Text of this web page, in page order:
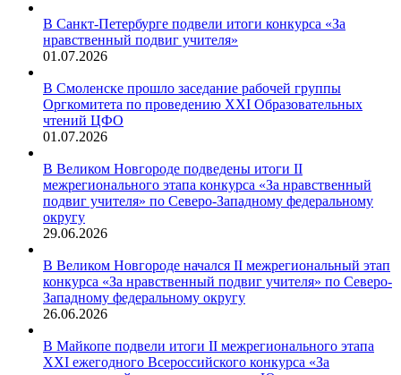
В Санкт-Петербурге подвели итоги конкурса «За
нравственный подвиг учителя»
01.07.2026
В Смоленске прошло заседание рабочей группы
Оргкомитета по проведению XXI Образовательных
чтений ЦФО
01.07.2026
В Великом Новгороде подведены итоги II
межрегионального этапа конкурса «За нравственный
подвиг учителя» по Северо-Западному федеральному
округу
29.06.2026
В Великом Новгороде начался II межрегиональный этап
конкурса «За нравственный подвиг учителя» по Северо-
Западному федеральному округу
26.06.2026
В Майкопе подвели итоги II межрегионального этапа
XXI ежегодного Всероссийского конкурса «За